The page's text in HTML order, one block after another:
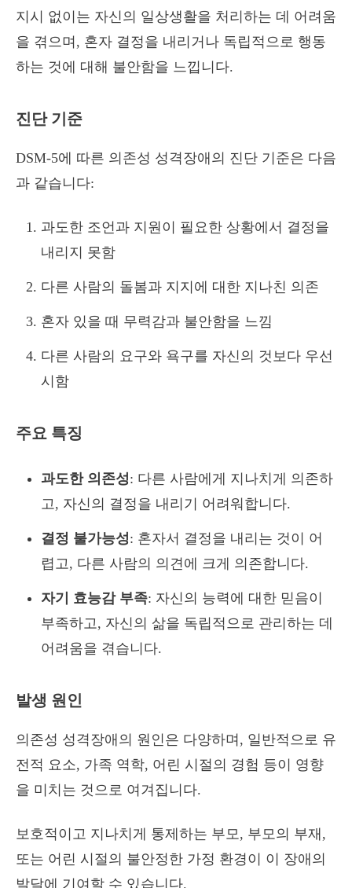
지시 없이는 자신의 일상생활을 처리하는 데 어려움
을 겪으며, 혼자 결정을 내리거나 독립적으로 행동
하는 것에 대해 불안함을 느낍니다.
진단 기준
DSM-5에 따른 의존성 성격장애의 진단 기준은 다음
과 같습니다:
과도한 조언과 지원이 필요한 상황에서 결정을
내리지 못함
다른 사람의 돌봄과 지지에 대한 지나친 의존
혼자 있을 때 무력감과 불안함을 느낌
다른 사람의 요구와 욕구를 자신의 것보다 우선
시함
주요 특징
과도한 의존성: 다른 사람에게 지나치게 의존하
고, 자신의 결정을 내리기 어려워합니다.
결정 불가능성: 혼자서 결정을 내리는 것이 어
렵고, 다른 사람의 의견에 크게 의존합니다.
자기 효능감 부족: 자신의 능력에 대한 믿음이
부족하고, 자신의 삶을 독립적으로 관리하는 데
어려움을 겪습니다.
발생 원인
의존성 성격장애의 원인은 다양하며, 일반적으로 유
전적 요소, 가족 역학, 어린 시절의 경험 등이 영향
을 미치는 것으로 여겨집니다.
보호적이고 지나치게 통제하는 부모, 부모의 부재,
또는 어린 시절의 불안정한 가정 환경이 이 장애의
발달에 기여할 수 있습니다.